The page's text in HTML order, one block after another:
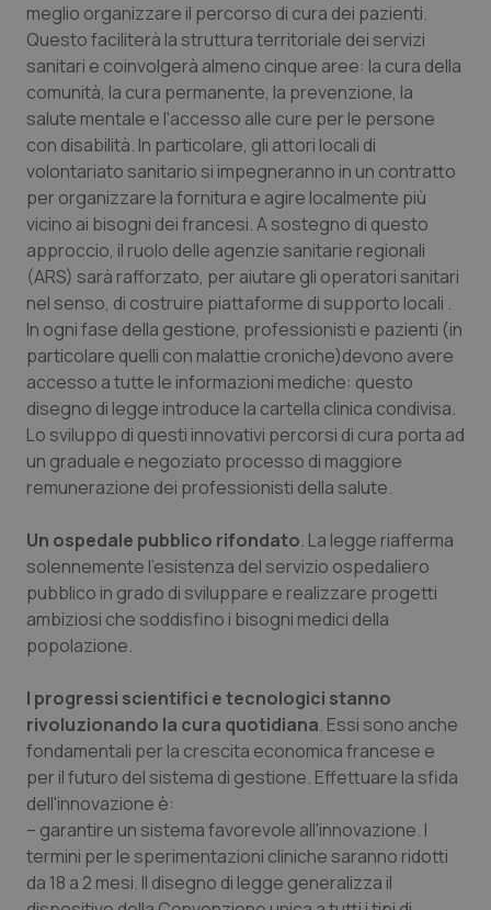
meglio organizzare il percorso di cura dei pazienti.
Questo faciliterà la struttura territoriale dei servizi
sanitari e coinvolgerà almeno cinque aree: la cura della
comunità, la cura permanente, la prevenzione, la
salute mentale e l'accesso alle cure per le persone
con disabilità. In particolare, gli attori locali di
volontariato sanitario si impegneranno in un contratto
per organizzare la fornitura e agire localmente più
vicino ai bisogni dei francesi. A sostegno di questo
approccio, il ruolo delle agenzie sanitarie regionali
(ARS) sarà rafforzato, per aiutare gli operatori sanitari
nel senso, di costruire piattaforme di supporto locali .
In ogni fase della gestione, professionisti e pazienti (in
particolare quelli con malattie croniche)devono avere
accesso a tutte le informazioni mediche: questo
disegno di legge introduce la cartella clinica condivisa.
Lo sviluppo di questi innovativi percorsi di cura porta ad
un graduale e negoziato processo di maggiore
remunerazione dei professionisti della salute.
Un ospedale pubblico rifondato. La legge riafferma
solennemente l'esistenza del servizio ospedaliero
pubblico in grado di sviluppare e realizzare progetti
ambiziosi che soddisfino i bisogni medici della
popolazione.
I progressi scientifici e tecnologici stanno
rivoluzionando la cura quotidiana. Essi sono anche
fondamentali per la crescita economica francese e
per il futuro del sistema di gestione. Effettuare la sfida
dell'innovazione è:
– garantire un sistema favorevole all'innovazione. I
termini per le sperimentazioni cliniche saranno ridotti
da 18 a 2 mesi. Il disegno di legge generalizza il
CookieScriptConsent
CookieScript
www.quotidianosanita.it
5
tracking-sites-ironfish-
tracking-enable
www.quotidianosanita.it
tracking-sites-ironfish-
session-id
www.quotidianosanita.it
_ga
Google LLC
.quotidianosanita.it